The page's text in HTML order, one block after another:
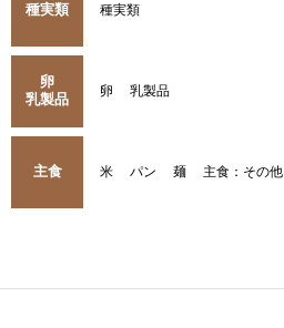
種実類 種実類
卵
乳製品
卵 乳製品
主食 米 パン 麺 主食：その他